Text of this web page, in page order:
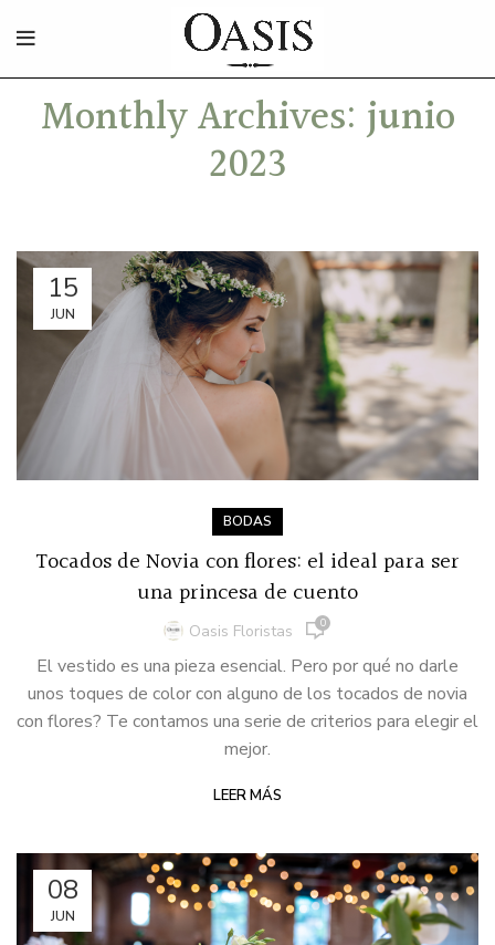
Monthly Archives: junio
2023
15
JUN
BODAS
Tocados de Novia con flores: el ideal para ser
una princesa de cuento
Oasis Floristas 0
El vestido es una pieza esencial. Pero por qué no darle
unos toques de color con alguno de los tocados de novia
con flores? Te contamos una serie de criterios para elegir el
mejor.
LEER MÁS
08
JUN